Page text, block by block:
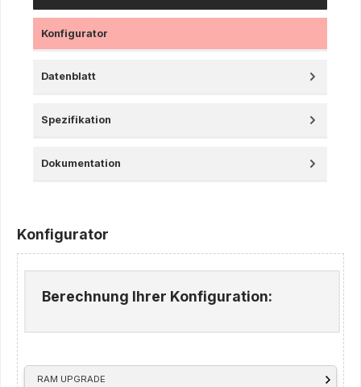
Konfigurator
Datenblatt
Spezifikation
Dokumentation
Konfigurator
RAM UPGRADE
Berechnung Ihrer Konfiguration: